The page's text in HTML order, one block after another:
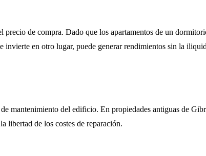
de compra. Dado que los apartamentos de un
en otro lugar, puede generar rendimientos sin la
mantenimiento del edificio. En propiedades antiguas de
libertad de los costes de reparación.